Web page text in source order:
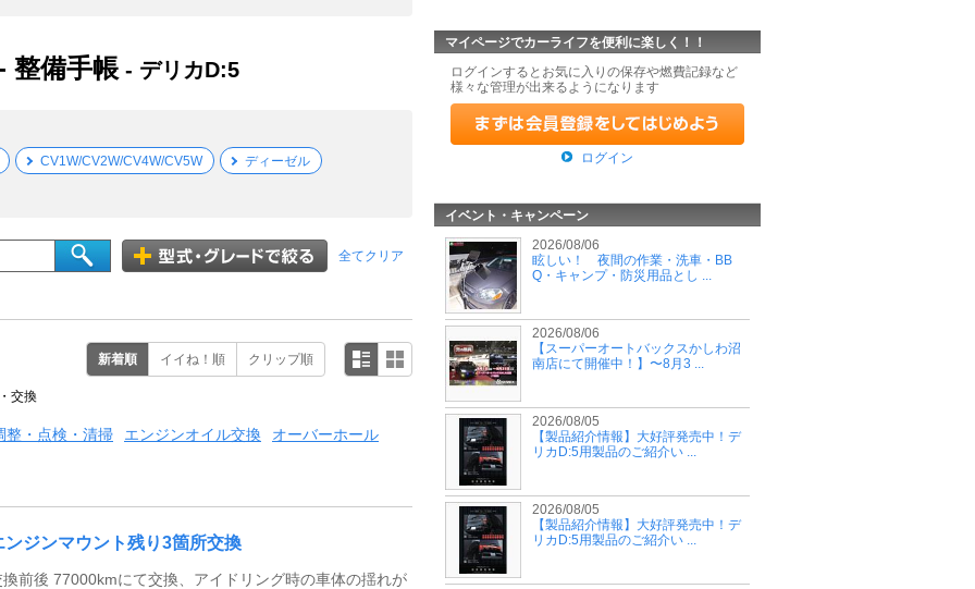
整備手帳 - デリカD:5
CV1W/CV2W/CV4W/CV5W ディーゼル
全てクリア
新着順 イイね！順 クリップ順
交換
整・点検・清掃 エンジンオイル交換 オーバーホール
ンジンマウント残り3箇所交換
換前後 77000kmにて交換、アイドリング時の車体の揺れが
マイページでカーライフを便利に楽しく！！
ログインするとお気に入りの保存や燃費記録など
様々な管理が出来るようになります
ログイン
イベント・キャンペーン
2026/08/06
眩しい！ 夜間の作業・洗車・BB
Q・キャンプ・防災用品とし ...
2026/08/06
【スーパーオートバックスかしわ沼
南店にて開催中！】〜8月3 ...
2026/08/05
【製品紹介情報】大好評発売中！デ
リカD:5用製品のご紹介い ...
2026/08/05
【製品紹介情報】大好評発売中！デ
リカD:5用製品のご紹介い ...